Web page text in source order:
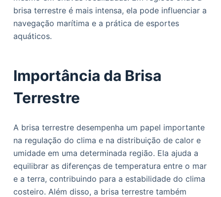
brisa terrestre é mais intensa, ela pode influenciar a
navegação marítima e a prática de esportes
aquáticos.
Importância da Brisa
Terrestre
A brisa terrestre desempenha um papel importante
na regulação do clima e na distribuição de calor e
umidade em uma determinada região. Ela ajuda a
equilibrar as diferenças de temperatura entre o mar
e a terra, contribuindo para a estabilidade do clima
costeiro. Além disso, a brisa terrestre também